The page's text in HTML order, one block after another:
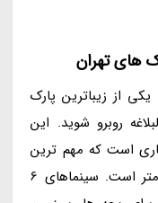
های تهران
از زیباترین پارک
روبرو شوید. این
است که مهم ترین
آن ها، پل معلق تهران به طول 285 متر است. سینماهای 6